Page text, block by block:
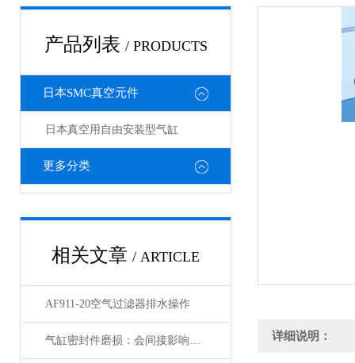
产品列表 / PRODUCTS
日本SMC真空元件
日本真空用自由安装型气缸
更多分类
相关文章 / ARTICLE
AF911-20空气过滤器排水操作
气缸密封件磨损：会间接影响电磁阀与锁定阀的性能吗 详细说明：